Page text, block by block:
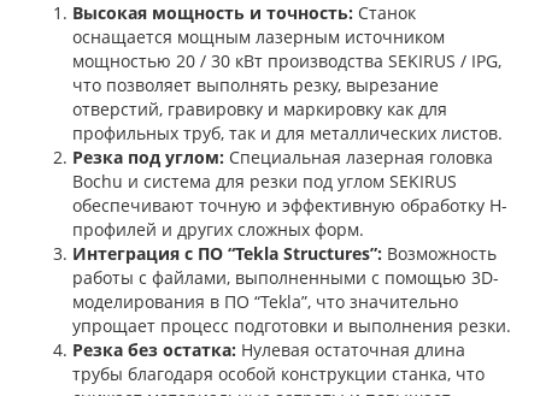
Высокая мощность и точность: Станок
оснащается мощным лазерным источником
мощностью 20 / 30 кВт производства SEKIRUS / IPG,
что позволяет выполнять резку, вырезание
отверстий, гравировку и маркировку как для
профильных труб, так и для металлических листов.
Резка под углом: Специальная лазерная головка
Bochu и система для резки под углом SEKIRUS
обеспечивают точную и эффективную обработку H-
профилей и других сложных форм.
Интеграция с ПО “Tekla Structures”: Возможность
работы с файлами, выполненными с помощью 3D-
моделирования в ПО “Tekla”, что значительно
упрощает процесс подготовки и выполнения резки.
Резка без остатка: Нулевая остаточная длина
трубы благодаря особой конструкции станка, что